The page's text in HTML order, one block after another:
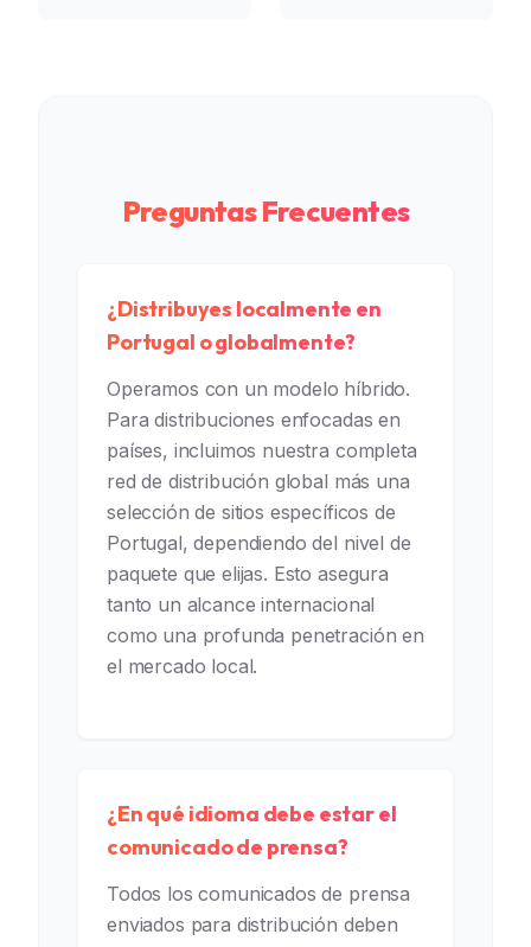
Preguntas Frecuentes
¿Distribuyes localmente en
Portugal o globalmente?
Operamos con un modelo híbrido.
Para distribuciones enfocadas en
países, incluimos nuestra completa
red de distribución global más una
selección de sitios específicos de
Portugal, dependiendo del nivel de
paquete que elijas. Esto asegura
tanto un alcance internacional
como una profunda penetración en
el mercado local.
¿En qué idioma debe estar el
comunicado de prensa?
Todos los comunicados de prensa
enviados para distribución deben